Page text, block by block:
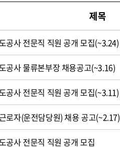
제목
공사 전문직 직원 공개 모집(~3.24)
공사 물류본부장 채용공고(~3.16)
공사 전문직 직원 공개 모집(~3.11)
로자(운전담당원) 채용 공고(~2.17)
공사 전문직 직원 공개 모집